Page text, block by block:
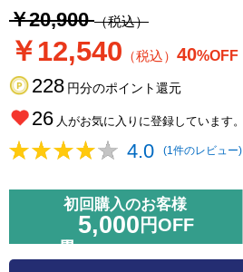
￥20,900（税込）
￥12,540 （税込） 40%OFF
228 円分のポイント還元
26 人がお気に入りに登録しています。
4.0 (1件のレビュー)
初回購入のお客様
5,000 円OFF